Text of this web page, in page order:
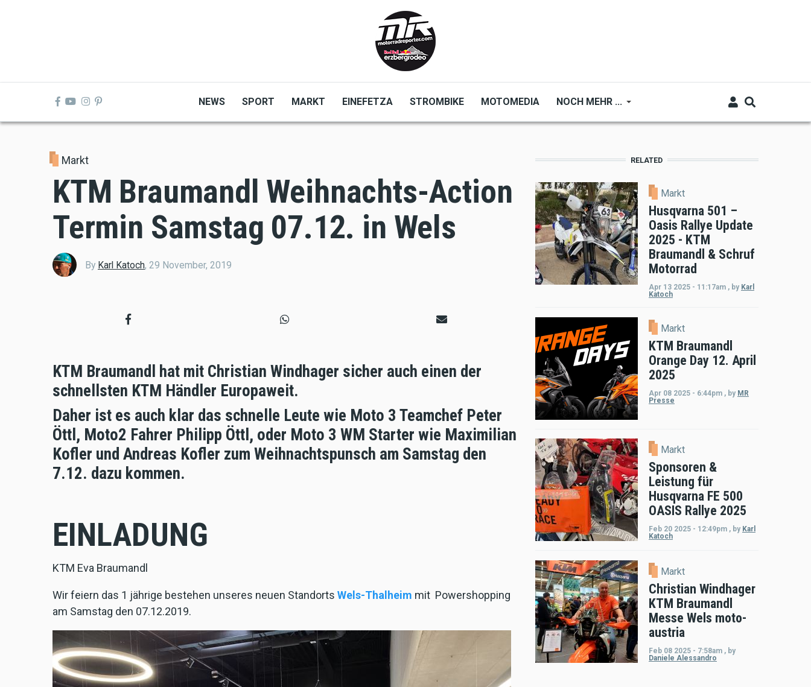
NEWS SPORT MARKT EINEFETZA STROMBIKE MOTOMEDIA NOCH MEHR ...
Markt
KTM Braumandl Weihnachts-Action
Termin Samstag 07.12. in Wels
By Karl Katoch, 29 November, 2019
KTM Braumandl hat mit Christian Windhager sicher auch einen der
schnellsten KTM Händler Europaweit.
Daher ist es auch klar das schnelle Leute wie Moto 3 Teamchef Peter
Öttl, Moto2 Fahrer Philipp Öttl, oder Moto 3 WM Starter wie Maximilian
Kofler und Andreas Kofler zum Weihnachtspunsch am Samstag den
7.12. dazu kommen.
EINLADUNG
KTM Eva Braumandl
Wir feiern das 1 jährige bestehen unseres neuen Standorts Wels-Thalheim mit Powershopping
am Samstag den 07.12.2019.
RELATED
Markt
Husqvarna 501 –
Oasis Rallye Update
2025 - KTM
Braumandl & Schruf
Motorrad
Apr 13 2025 - 11:17am , by Karl
Katoch
Markt
KTM Braumandl
Orange Day 12. April
2025
Apr 08 2025 - 6:44pm , by MR
Presse
Markt
Sponsoren &
Leistung für
Husqvarna FE 500
OASIS Rallye 2025
Feb 20 2025 - 12:49pm , by Karl
Katoch
Markt
Christian Windhager
KTM Braumandl
Messe Wels moto-
austria
Feb 08 2025 - 7:58am , by
Daniele Alessandro